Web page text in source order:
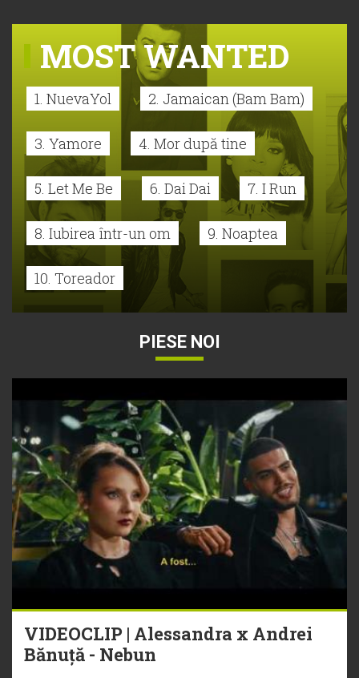
MOST WANTED
1. NuevaYol 2. Jamaican (Bam Bam)
3. Yamore 4. Mor după tine
5. Let Me Be 6. Dai Dai 7. I Run
8. Iubirea într-un om 9. Noaptea
10. Toreador
PIESE NOI
VIDEOCLIP | Alessandra x Andrei
Bănuță - Nebun